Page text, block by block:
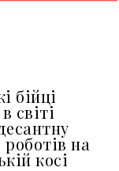
бійці
світі
на
косі